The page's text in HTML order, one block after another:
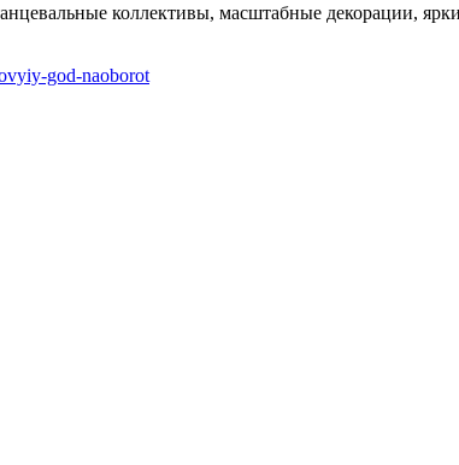
коллективы, масштабные декорации,
god-naoborot